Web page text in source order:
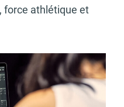
force athlétique et